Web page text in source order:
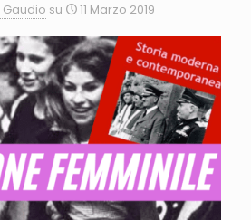
Gaudio su 11 Marzo 2019